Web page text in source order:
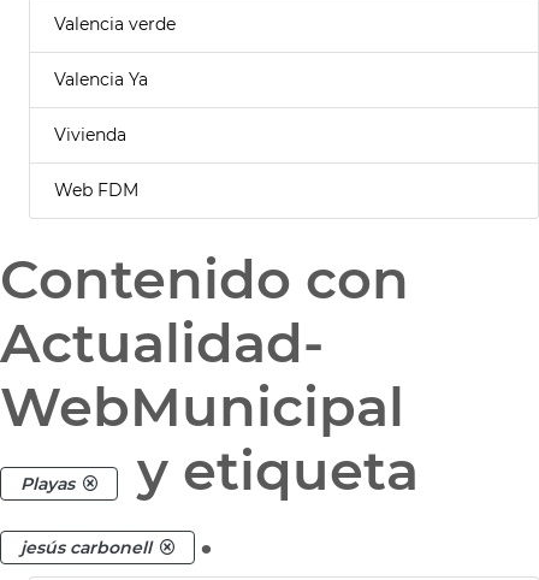
Valencia verde
Valencia Ya
Vivienda
Web FDM
Contenido con
Actualidad-
WebMunicipal
Playas y etiqueta
jesús carbonell .